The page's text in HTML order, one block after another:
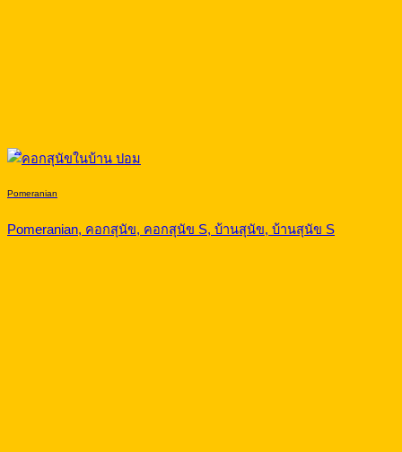
Pomeranian
Pomeranian, คอกสุนัข, คอกสุนัข S, บ้านสุนัข, บ้านสุนัข S